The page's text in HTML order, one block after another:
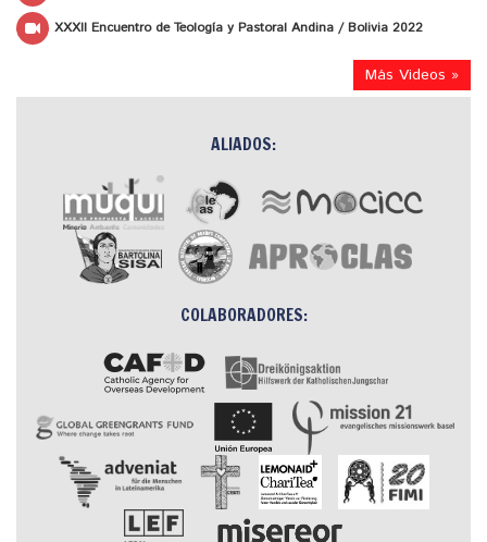
XXXII Encuentro de Teología y Pastoral Andina / Bolivia 2022
Más Videos »
ALIADOS:
COLABORADORES: